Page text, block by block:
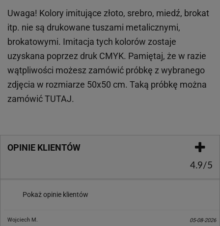
Uwaga! Kolory imitujące złoto, srebro, miedź, brokat
itp. nie są drukowane tuszami metalicznymi,
brokatowymi. Imitacja tych kolorów zostaje
uzyskana poprzez druk CMYK. Pamiętaj, że w razie
wątpliwości możesz zamówić próbkę z wybranego
zdjęcia w rozmiarze 50x50 cm. Taką próbkę można
zamówićTUTAJ.
OPINIE KLIENTÓW
4.9/5
Pokaż opinie klientów
Wojciech M. 05-08-2026